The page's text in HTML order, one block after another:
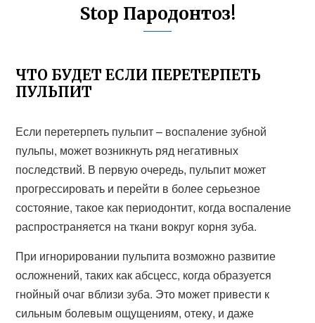
Stop Пародонтоз!
ЧТО БУДЕТ ЕСЛИ ПЕРЕТЕРПЕТЬ
ПУЛЬПИТ
Если перетерпеть пульпит – воспаление зубной
пульпы, может возникнуть ряд негативных
последствий. В первую очередь, пульпит может
прогрессировать и перейти в более серьезное
состояние, такое как периодонтит, когда воспаление
распространяется на ткани вокруг корня зуба.
При игнорировании пульпита возможно развитие
осложнений, таких как абсцесс, когда образуется
гнойный очаг вблизи зуба. Это может привести к
сильным болевым ощущениям, отеку, и даже